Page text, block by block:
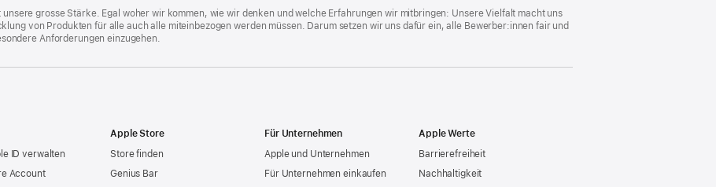
grosse Stärke. Egal woher wir kommen, wie wir denken und welche Erfahrungen wir mitbringen: Unsere Vielfalt macht uns
von Produkten für alle auch alle miteinbezogen werden müssen. Darum setzen wir uns dafür ein, alle Bewerber:innen fair und
Anforderungen einzugehen.
ID verwalten
Account
Apple Store
Store finden
Genius Bar
Für Unternehmen
Apple und Unternehmen
Für Unternehmen einkaufen
Apple Werte
Barrierefreiheit
Nachhaltigkeit